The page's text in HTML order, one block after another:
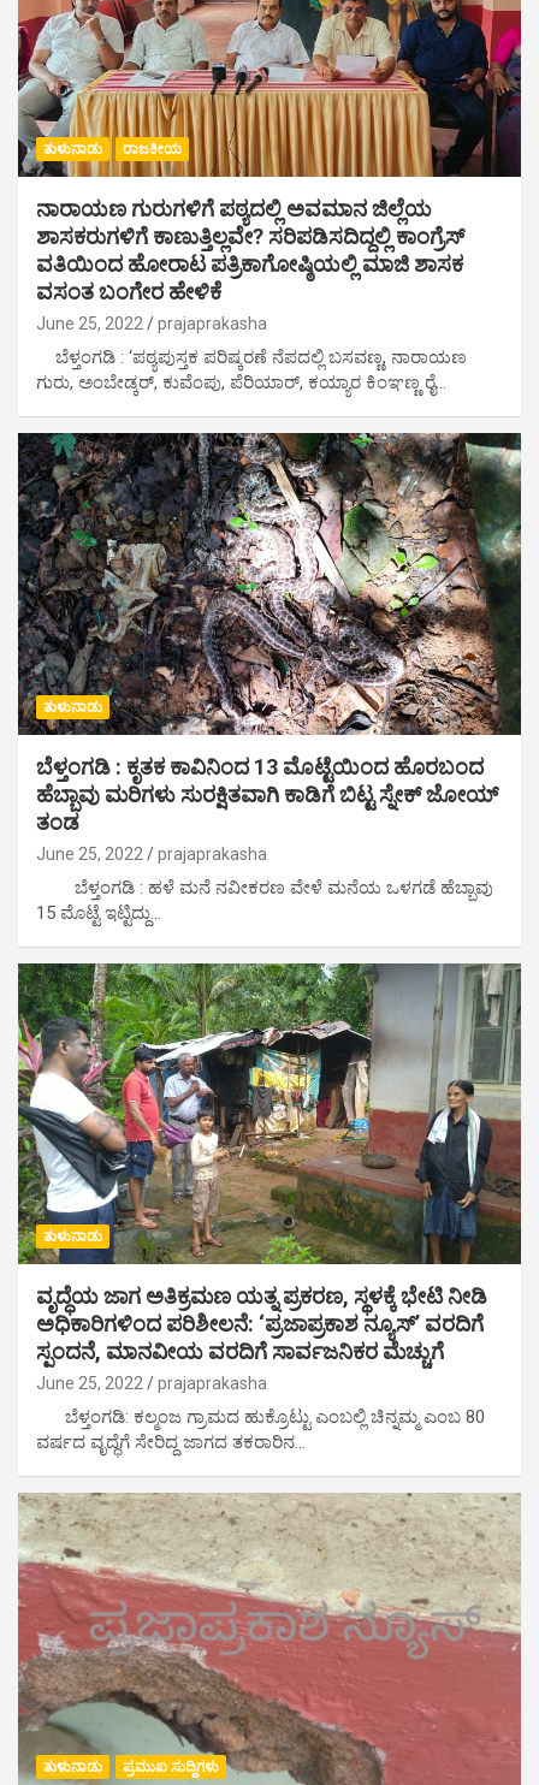
ತುಳುನಾಡು ರಾಜಕೀಯ
ನಾರಾಯಣ ಗುರುಗಳಿಗೆ ಪಠ್ಯದಲ್ಲಿ ಅವಮಾನ ಜಿಲ್ಲೆಯ
ಶಾಸಕರುಗಳಿಗೆ ಕಾಣುತ್ತಿಲ್ಲವೇ? ಸರಿಪಡಿಸದಿದ್ದಲ್ಲಿ ಕಾಂಗ್ರೆಸ್
ವತಿಯಿಂದ ಹೋರಾಟ ಪತ್ರಿಕಾಗೋಷ್ಠಿಯಲ್ಲಿ ಮಾಜಿ ಶಾಸಕ
ವಸಂತ ಬಂಗೇರ ಹೇಳಿಕೆ
June 25, 2022 prajaprakasha
ಬೆಳ್ತಂಗಡಿ : ‘ಪಠ್ಯಪುಸ್ತಕ ಪರಿಷ್ಕರಣೆ ನೆಪದಲ್ಲಿ ಬಸವಣ್ಣ, ನಾರಾಯಣ
ಗುರು, ಅಂಬೇಡ್ಕರ್, ಕುವೆಂಪು, ಪೆರಿಯಾರ್, ಕಯ್ಯಾರ ಕಿಂಞಣ್ಣ ರೈ…
ತುಳುನಾಡು
ಬೆಳ್ತಂಗಡಿ : ಕೃತಕ ಕಾವಿನಿಂದ 13 ಮೊಟ್ಟೆಯಿಂದ ಹೊರಬಂದ
ಹೆಬ್ಬಾವು ಮರಿಗಳು ಸುರಕ್ಷಿತವಾಗಿ ಕಾಡಿಗೆ ಬಿಟ್ಟ ಸ್ನೇಕ್ ಜೋಯ್
ತಂಡ
June 25, 2022 prajaprakasha
ಬೆಳ್ತಂಗಡಿ : ಹಳೆ ಮನೆ ನವೀಕರಣ ವೇಳೆ ಮನೆಯ ಒಳಗಡೆ ಹೆಬ್ಬಾವು
15 ಮೊಟ್ಟೆ ಇಟ್ಟಿದ್ದು…
ತುಳುನಾಡು
ವೃದ್ಧೆಯ ಜಾಗ ಅತಿಕ್ರಮಣ ಯತ್ನ ಪ್ರಕರಣ, ಸ್ಥಳಕ್ಕೆ ಭೇಟಿ ನೀಡಿ
ಅಧಿಕಾರಿಗಳಿಂದ ಪರಿಶೀಲನೆ: ‘ಪ್ರಜಾಪ್ರಕಾಶ ನ್ಯೂಸ್’ ವರದಿಗೆ
ಸ್ಪಂದನೆ, ಮಾನವೀಯ ವರದಿಗೆ ಸಾರ್ವಜನಿಕರ ಮೆಚ್ಚುಗೆ
June 25, 2022 prajaprakasha
ಬೆಳ್ತಂಗಡಿ: ಕಲ್ಮಂಜ ಗ್ರಾಮದ ಹುಕ್ರೊಟ್ಟು ಎಂಬಲ್ಲಿ ಚಿನ್ನಮ್ಮ ಎಂಬ 80
ವರ್ಷದ ವೃದ್ಧೆಗೆ ಸೇರಿದ್ದ ಜಾಗದ ತಕರಾರಿನ‌…
ತುಳುನಾಡು ಪ್ರಮುಖ ಸುದ್ದಿಗಳು